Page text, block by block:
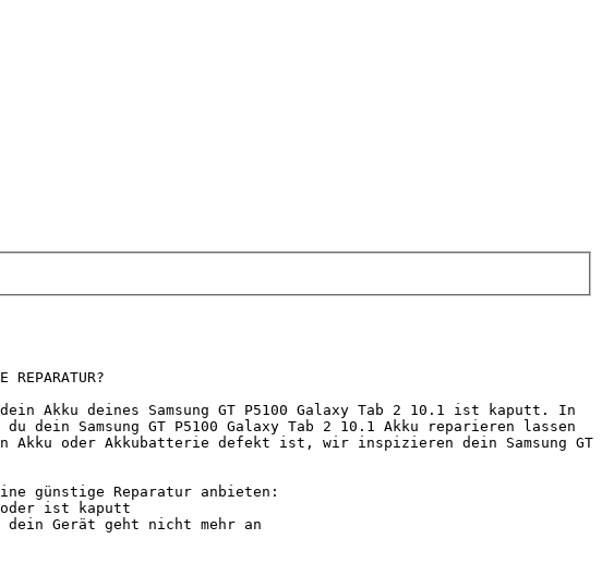
Akku deines Samsung GT P5100 Galaxy Tab 2 10.1 ist kaputt. In
dein Samsung GT P5100 Galaxy Tab 2 10.1 Akku reparieren lassen
oder Akkubatterie defekt ist, wir inspizieren dein Samsung GT
günstige Reparatur anbieten: